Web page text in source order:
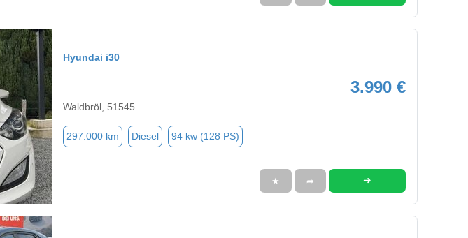
Hyundai i30
3.990 €
Waldbröl, 51545
297.000 km Diesel 94 kw (128 PS)
★ ➦ ➜